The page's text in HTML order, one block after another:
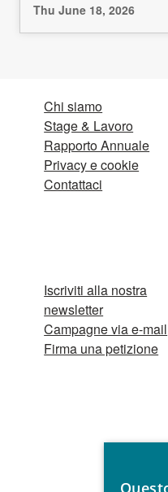
Thu June 18, 2026
Chi siamo
Stage & Lavoro
Rapporto Annuale
Privacy e cookie
Contattaci
Iscriviti alla nostra
newsletter
Campagne via e-mail
Firma una petizione